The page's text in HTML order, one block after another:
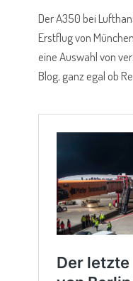
Der A350 bei
Erstflug von
eine Auswahl von
Blog, ganz egal ob